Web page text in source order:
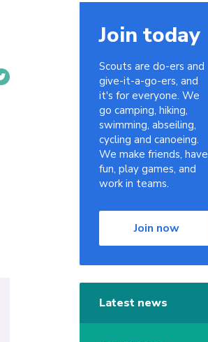
Join today
Scouts are do-ers and
give-it-a-go-ers, and
it's for everyone. We
go camping, hiking,
swimming, abseiling,
cycling and canoeing.
We make friends, have
fun, play games, and
work in teams.
Join now
Latest news